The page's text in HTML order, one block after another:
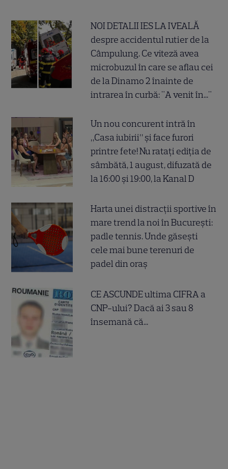
NOI DETALII IES LA IVEALĂ
despre accidentul rutier de la
Câmpulung. Ce viteză avea
microbuzul în care se aflau cei
de la Dinamo 2 înainte de
intrarea în curbă: "A venit în..."
Un nou concurent intră în
„Casa iubirii” și face furori
printre fete! Nu ratați ediția de
sâmbătă, 1 august, difuzată de
la 16:00 și 19:00, la Kanal D
Harta unei distracții sportive în
mare trend la noi în București:
padle tennis. Unde găsești
cele mai bune terenuri de
padel din oraș
CE ASCUNDE ultima CIFRA a
CNP-ului? Dacă ai 3 sau 8
însemană că...